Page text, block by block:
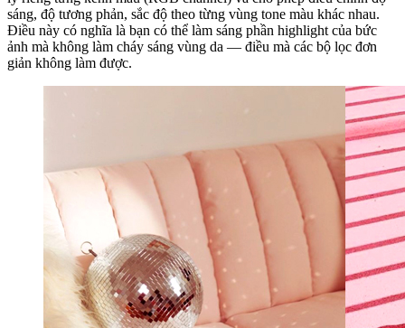
sáng, độ tương phản, sắc độ theo từng vùng tone màu khác nhau.
Điều này có nghĩa là bạn có thể làm sáng phần highlight của bức
ảnh mà không làm cháy sáng vùng da — điều mà các bộ lọc đơn
giản không làm được.